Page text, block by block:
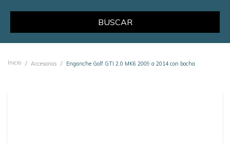
BUSCAR
Inicio Accesorios Enganche Golf GTI 2.0 MK6 2009 a 2014 con bocha